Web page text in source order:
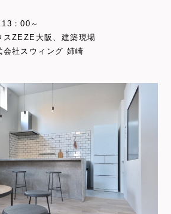
：00～
スZEZE大阪、建築現場
会社スウィング 姉崎